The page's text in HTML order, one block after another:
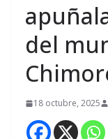
del
18 octubre, 2025